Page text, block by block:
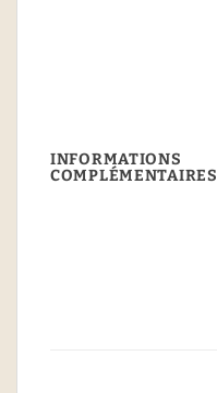
INFORMATIONS
COMPLÉMENTAIRES